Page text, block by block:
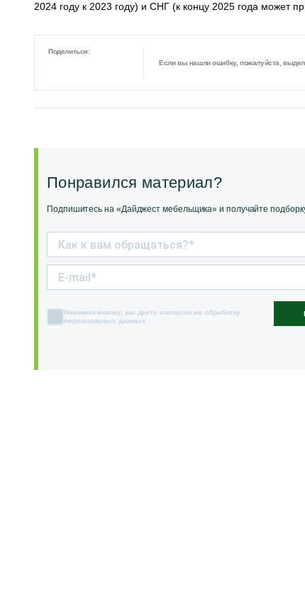
2024 году к 2023 году) и СНГ (к концу 2025 года может
Поделиться:
Если вы нашли ошибку, пожалуйста,
Понравился материал?
Подпишитесь на «Дайджест мебельщика» и получайте
Нажимая кнопку, вы даете согласие на обработку
персональных данных